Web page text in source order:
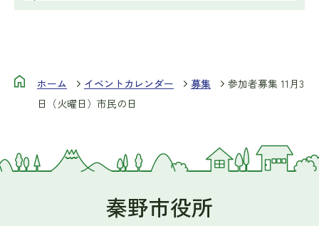
ホーム イベントカレンダー 募集
参加者募集 11月3
日（火曜日）市民の日
秦野市役所